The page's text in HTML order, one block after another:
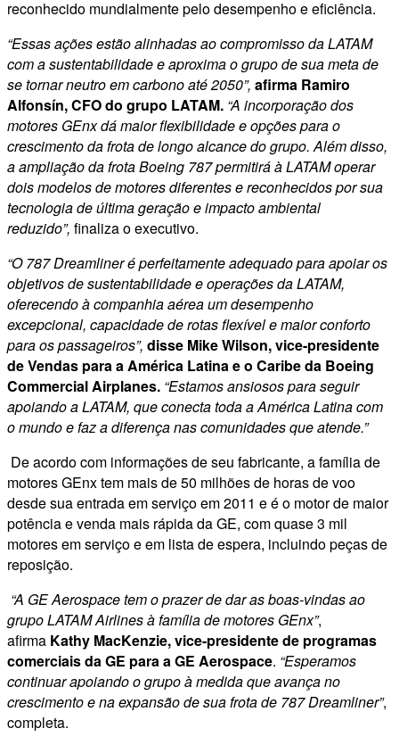
reconhecido mundialmente pelo desempenho e eficiência.
“Essas ações estão alinhadas ao compromisso da LATAM
com a sustentabilidade e aproxima o grupo de sua meta de
se tornar neutro em carbono até 2050”, afirma Ramiro
Alfonsín, CFO do grupo LATAM. “A incorporação dos
motores GEnx dá maior flexibilidade e opções para o
crescimento da frota de longo alcance do grupo. Além disso,
a ampliação da frota Boeing 787 permitirá à LATAM operar
dois modelos de motores diferentes e reconhecidos por sua
tecnologia de última geração e impacto ambiental
reduzido”, finaliza o executivo.
“O 787 Dreamliner é perfeitamente adequado para apoiar os
objetivos de sustentabilidade e operações da LATAM,
oferecendo à companhia aérea um desempenho
excepcional, capacidade de rotas flexível e maior conforto
para os passageiros”, disse Mike Wilson, vice-presidente
de Vendas para a América Latina e o Caribe da Boeing
Commercial Airplanes. “Estamos ansiosos para seguir
apoiando a LATAM, que conecta toda a América Latina com
o mundo e faz a diferença nas comunidades que atende.”
De acordo com informações de seu fabricante, a família de
motores GEnx tem mais de 50 milhões de horas de voo
desde sua entrada em serviço em 2011 e é o motor de maior
potência e venda mais rápida da GE, com quase 3 mil
motores em serviço e em lista de espera, incluindo peças de
reposição.
“A GE Aerospace tem o prazer de dar as boas-vindas ao
grupo LATAM Airlines à família de motores GEnx”,
afirma Kathy MacKenzie, vice-presidente de programas
comerciais da GE para a GE Aerospace. “Esperamos
continuar apoiando o grupo à medida que avança no
crescimento e na expansão de sua frota de 787 Dreamliner”,
completa.